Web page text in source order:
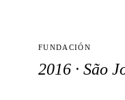
FUNDACIÓN
2016 · São